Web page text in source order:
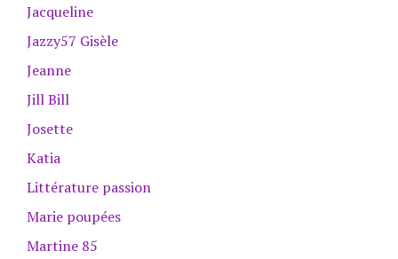
Jacqueline
Jazzy57 Gisèle
Jeanne
Jill Bill
Josette
Katia
Littérature passion
Marie poupées
Martine 85